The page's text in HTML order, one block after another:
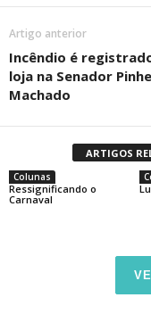
Artigo anterior
Incêndio é
loja na Senador
Machado
ARTIGOS
Colunas
Ressignificando o
Carnaval